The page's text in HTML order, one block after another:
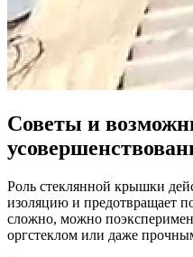
Советы и
Роль стеклянной крышки
изоляцию и предотвращает
сложно, можно
оргстеклом или даже